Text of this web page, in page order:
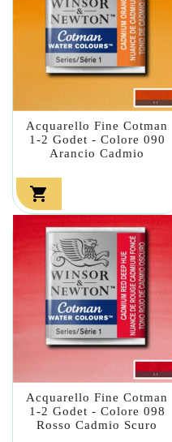
Acquarello Fine Cotman
1-2 Godet - Colore 090
Arancio Cadmio

Acquarello Fine Cotman
1-2 Godet - Colore 098
Rosso Cadmio Scuro